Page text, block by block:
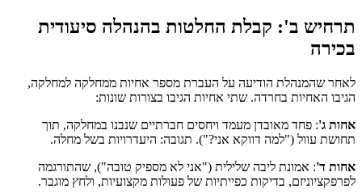
תרחיש ב': קבלת החלטות בהנהלה סיעודית
בכירה
לאחר שהמנהלת הודיעה על העברת מספר אחיות ממחלקה למחלקה,
הגיבו האחיות בחרדה. שתי אחיות הגיבו בצורות שונות:
אחות ג': פחד מאובדן מעמד ויחסים חברתיים שנבנו במחלקה, תוך
תחושת עוול ("למה דווקא אני?"). תגובה: היעדרויות בשל מחלה.
אחות ד': אמונת ליבה שלילית ("אני לא מספיק טובה"), שהתורגמה
לפרפקציוניזם, בדיקות כפייתיות של פעולות מקצועיות, ולחץ מוגבר.